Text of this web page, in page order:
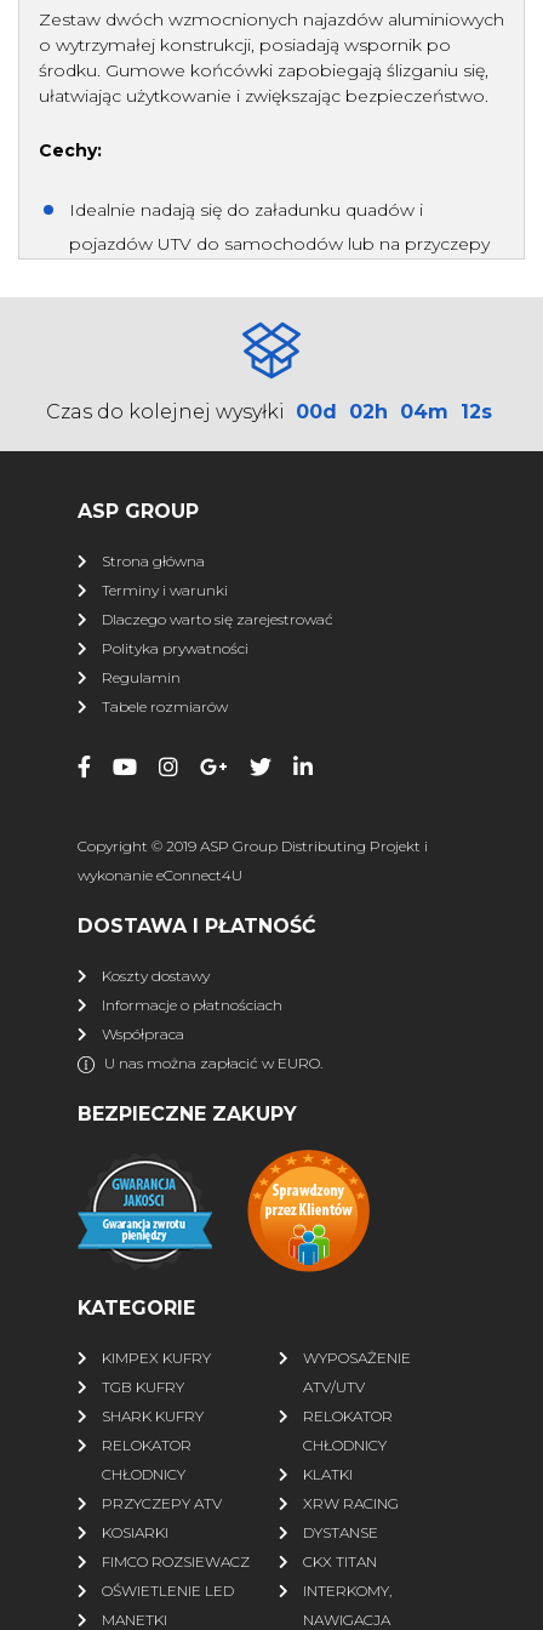
Zestaw dwóch wzmocnionych najazdów aluminiowych
o wytrzymałej konstrukcji, posiadają wspornik po
środku. Gumowe końcówki zapobiegają ślizganiu się,
ułatwiając użytkowanie i zwiększając bezpieczeństwo.
Cechy:
Idealnie nadają się do załadunku quadów i
pojazdów UTV do samochodów lub na przyczepy
Ząbkowana powierzchnia zapewnia przyczepność
w błocie, deszczu czy śniegu
Miękie, gumowe zakończenia zapewniają
przyczepy
Maksymalna ładowność: 450 kg./szt., 900 kg./para
Długość po rozłożeniu: 230 cm
Długość po złożeniu: 115 cm
Szerokość: 28,5 cm
Waga: 16 kg. / para
Producent: Shark Professional Accessories
Czas do kolejnej wysyłki 00d 02h 04m 12s
ASP GROUP
Strona główna
Terminy i warunki
Dlaczego warto się zarejestrować
Polityka prywatności
Regulamin
Tabele rozmiarów
Copyright © 2019 ASP Group Distributing Projekt i
wykonanie eConnect4U
DOSTAWA I PŁATNOŚĆ
Koszty dostawy
Informacje o płatnościach
Współpraca
U nas można zapłacić w EURO.
BEZPIECZNE ZAKUPY
KATEGORIE
KIMPEX KUFRY
TGB KUFRY
SHARK KUFRY
RELOKATOR
CHŁODNICY
PRZYCZEPY ATV
KOSIARKI
FIMCO ROZSIEWACZ
OŚWIETLENIE LED
MANETKI
WYPOSAŻENIE
ATV/UTV
RELOKATOR
CHŁODNICY
KLATKI
XRW RACING
DYSTANSE
CKX TITAN
INTERKOMY,
NAWIGACJA